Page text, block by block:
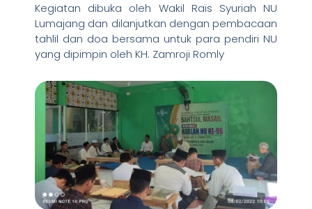
Kegiatan dibuka oleh Wakil Rais Syuriah NU
Lumajang dan dilanjutkan dengan pembacaan
tahlil dan doa bersama untuk para pendiri NU
yang dipimpin oleh KH. Zamroji Romly